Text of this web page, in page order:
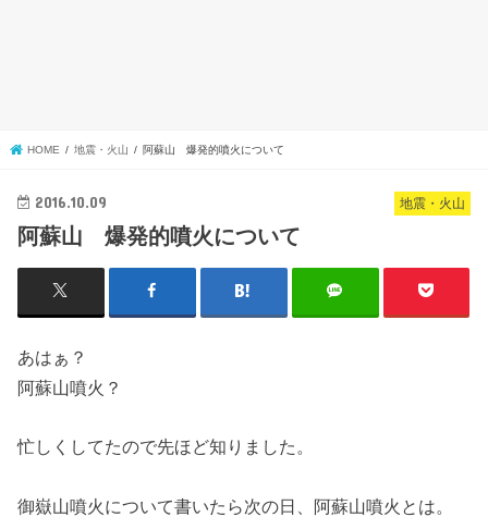
HOME 地震・火山 阿蘇山 爆発的噴火について
地震・火山
2016.10.09
阿蘇山 爆発的噴火について
あはぁ？
阿蘇山噴火？
忙しくしてたので先ほど知りました。
御嶽山噴火について書いたら次の日、阿蘇山噴火とは。